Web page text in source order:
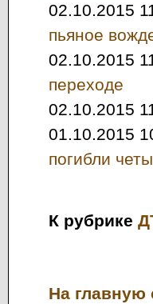
02.10.2015
пьяное
02.10.2015
переходе
02.10.2015
01.10.2015
погибли
К рубрике
На главную